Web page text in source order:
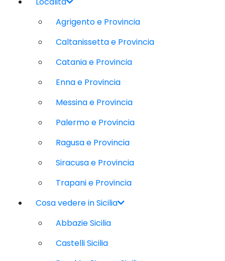
Agrigento e Provincia
Caltanissetta e Provincia
Catania e Provincia
Enna e Provincia
Messina e Provincia
Palermo e Provincia
Ragusa e Provincia
Siracusa e Provincia
Trapani e Provincia
Cosa vedere in Sicilia
Abbazie Sicilia
Castelli Sicilia